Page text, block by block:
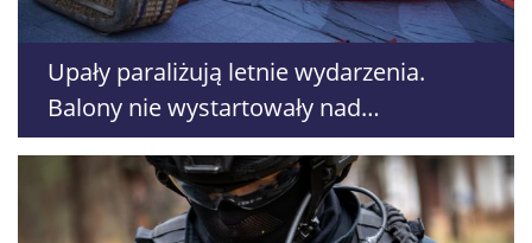
Upały paraliżują letnie wydarzenia.
Balony nie wystartowały nad
Nałęczowem, odwoływane są treningi i
warsztaty